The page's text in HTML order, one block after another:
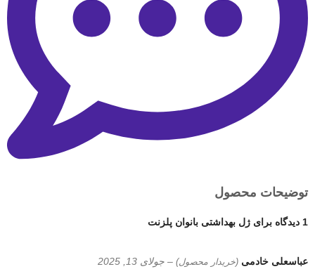
توضیحات محصول
1 دیدگاه برای ژل بهداشتی بانوان پلزنت
عباسعلی خادمی (خریدار محصول) – جولای 13, 2025